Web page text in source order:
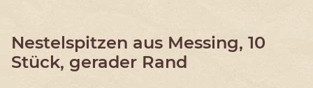
Nestelspitzen aus Messing, 10
Stück, gerader Rand